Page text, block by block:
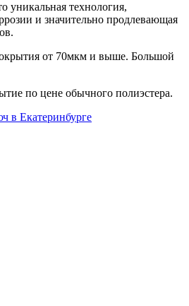
уникальная технология,
и значительно продлевающая
от 70мкм и выше. Большой
по цене обычного полиэстера.
в Екатеринбурге